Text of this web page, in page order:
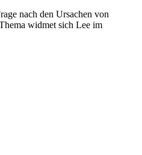
nach den Ursachen von
widmet sich Lee im